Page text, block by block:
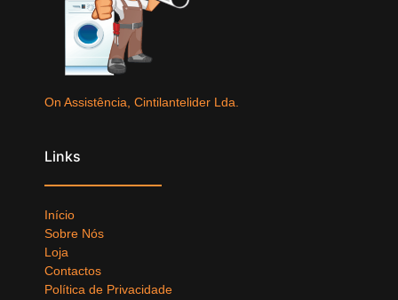
On Assistência, Cintilantelider Lda.
Links
Início
Sobre Nós
Loja
Contactos
Política de Privacidade